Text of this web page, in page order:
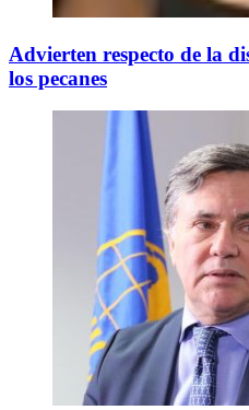
Advierten respecto de la
los pecanes